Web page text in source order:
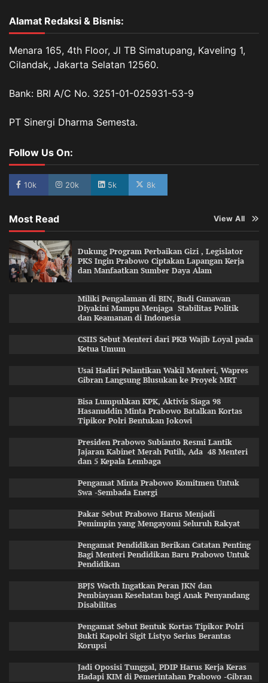
Alamat Redaksi & Bisnis:
Menara 165, 4th Floor, Jl TB Simatupang, Kaveling 1,
Cilandak, Jakarta Selatan 12560.
Bank: BRI A/C No. 3251-01-025931-53-9
PT Sinergi Dharma Semesta.
Follow Us On:
10k 20k 5k 8k
Most Read View All
Dukung Program Perbaikan Gizi , Legislator
PKS Ingin Prabowo Ciptakan Lapangan Kerja
dan Manfaatkan Sumber Daya Alam
Miliki Pengalaman di BIN, Budi Gunawan
Diyakini Mampu Menjaga Stabilitas Politik
dan Keamanan di Indonesia
CSIIS Sebut Menteri dari PKB Wajib Loyal pada
Ketua Umum
Usai Hadiri Pelantikan Wakil Menteri, Wapres
Gibran Langsung Blusukan ke Proyek MRT
Bisa Lumpuhkan KPK, Aktivis Siaga 98
Hasanuddin Minta Prabowo Batalkan Kortas
Tipikor Polri Bentukan Jokowi
Presiden Prabowo Subianto Resmi Lantik
Jajaran Kabinet Merah Putih, Ada 48 Menteri
dan 5 Kepala Lembaga
Pengamat Minta Prabowo Komitmen Untuk
Swa -Sembada Energi
Pakar Sebut Prabowo Harus Menjadi
Pemimpin yang Mengayomi Seluruh Rakyat
Pengamat Pendidikan Berikan Catatan Penting
Bagi Menteri Pendidikan Baru Prabowo Untuk
Pendidikan
BPJS Wacth Ingatkan Peran JKN dan
Pembiayaan Kesehatan bagi Anak Penyandang
Disabilitas
Pengamat Sebut Bentuk Kortas Tipikor Polri
Bukti Kapolri Sigit Listyo Serius Berantas
Korupsi
Jadi Oposisi Tunggal, PDIP Harus Kerja Keras
Hadapi KIM di Pemerintahan Prabowo -Gibran